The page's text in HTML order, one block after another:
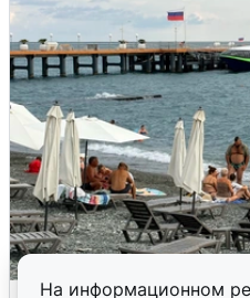
На информационном